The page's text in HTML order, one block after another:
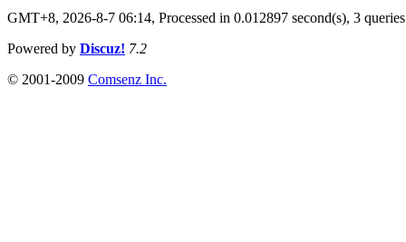
GMT+8, 2026-8-7 06:14, Processed in 0.012897 second(s), 3 queries
Powered by Discuz! 7.2
© 2001-2009 Comsenz Inc.